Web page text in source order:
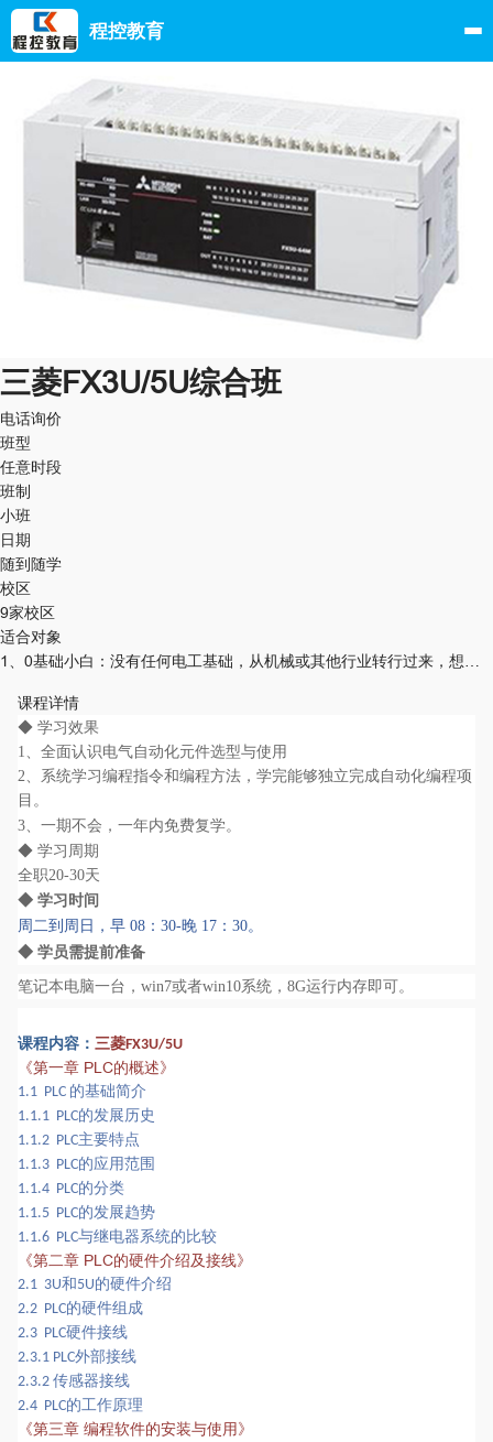
程控教育
三菱FX3U/5U综合班
电话询价
班型
任意时段
班制
小班
日期
随到随学
校区
9家校区
适合对象
课程详情
◆ 学习效果
1、全面认识电气自动化元件选型与使用
2、系统学习编程指令和编程方法，学完能够独立完成自动化编程项
目。
3 、一期不会，一年内免费复学。
◆ 学习周期
全职20-30天
◆ 学习时间
周二到周日，早 08：30-晚 17：30。
◆ 学员需提前准备
笔记本电脑一台， win7或者win10系统， 8G运行内存即可。
课程内容： 三菱FX3U/5U
《第一章 PLC的概述》
1.1 PLC 的基础简介
1.1.1 PLC的发展历史
1.1.2 PLC主要特点
1.1.3 PLC的应用范围
1.1.4 PLC的分类
1.1.5 PLC的发展趋势
1.1.6 PLC与继电器系统的比较
《第二章 PLC的硬件介绍及接线》
2.1 3U和 5U的硬件介绍
2.2 PLC的硬件组成
2.3 PLC硬件接线
2.3.1 PLC外部接线
2.3.2 传感器接线
2.4 PLC的工作原理
《第三章 编程软件的安装与使用 》